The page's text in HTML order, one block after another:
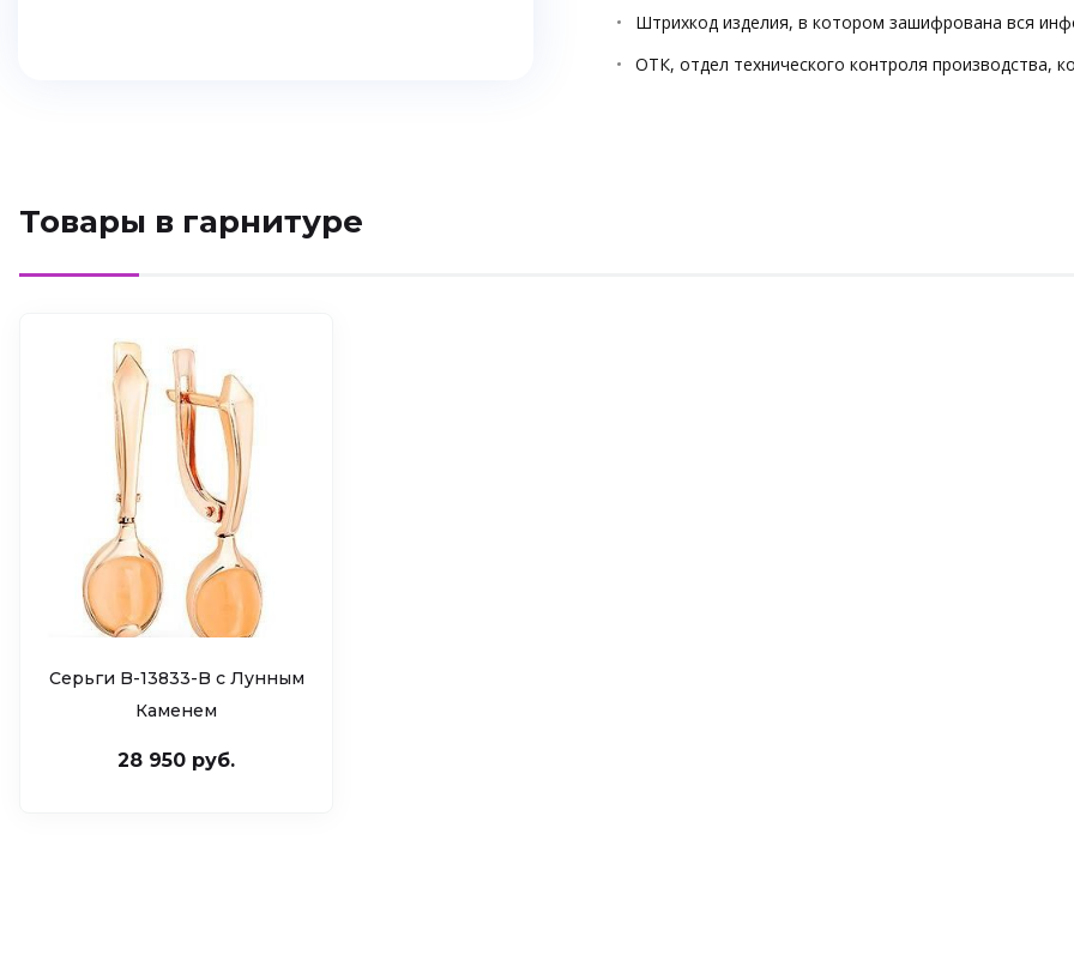
Штрихкод изделия, в котором зашифрована вся
ОТК, отдел технического контроля производства,
Товары в гарнитуре
Серьги B-13833-B c Лунным
Каменем
28 950 руб.